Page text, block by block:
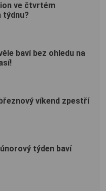
ve čtvrtém
týdnu?
baví bez ohledu na
víkend zpestří
týden baví